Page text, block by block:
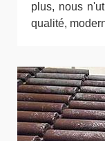
plus, nous
qualité,